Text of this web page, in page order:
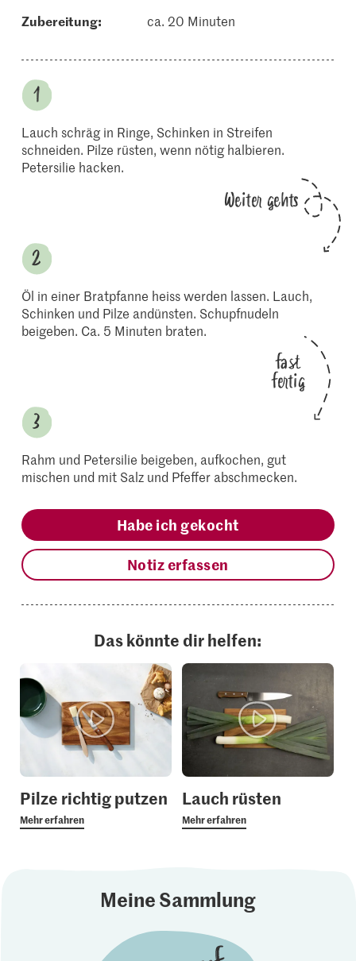
Zubereitung: ca. 20 Minuten
Lauch schräg in Ringe, Schinken in Streifen
schneiden. Pilze rüsten, wenn nötig halbieren.
Petersilie hacken.
Weiter gehts
Öl in einer Bratpfanne heiss werden lassen. Lauch,
Schinken und Pilze andünsten. Schupfnudeln
beigeben. Ca. 5 Minuten braten.
fast
fertig
Rahm und Petersilie beigeben, aufkochen, gut
mischen und mit Salz und Pfeffer abschmecken.
Habe ich gekocht
Notiz erfassen
Das könnte dir helfen:
Pilze richtig putzen
Mehr erfahren
Lauch rüsten
Mehr erfahren
Meine Sammlung